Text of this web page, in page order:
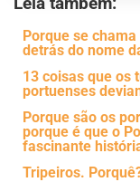
Porque se
detrás do nome
13 coisas que os
portuenses
Porque são os
porque é que o
fascinante
Tripeiros.